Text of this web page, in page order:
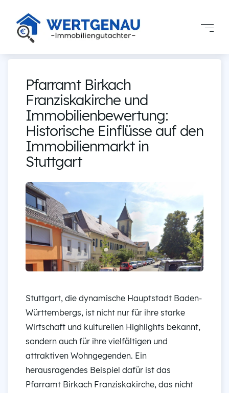
Pfarramt Birkach
Franziskakirche und
Immobilienbewertung:
Historische Einflüsse auf den
Immobilienmarkt in
Stuttgart
Stuttgart, die dynamische Hauptstadt Baden-
Württembergs, ist nicht nur für ihre starke
Wirtschaft und kulturellen Highlights bekannt,
sondern auch für ihre vielfältigen und
attraktiven Wohngegenden. Ein
herausragendes Beispiel dafür ist das
Pfarramt Birkach Franziskakirche, das nicht